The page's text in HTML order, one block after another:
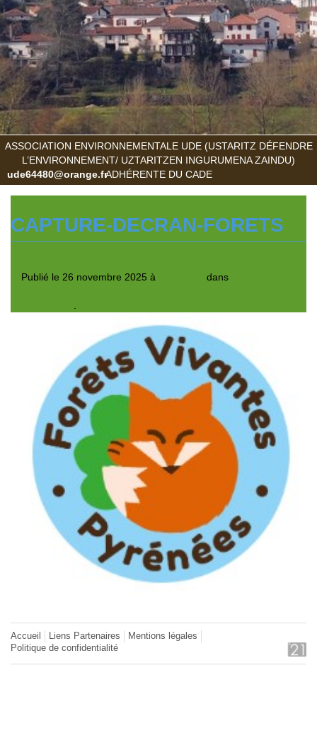
ASSOCIATION ENVIRONNEMENTALE UDE (USTARITZ DÉFENDRE
L’ENVIRONNEMENT/ UZTARITZEN INGURUMENA ZAINDU)
ADHÉRENTE DU CADE
ude64480@orange.fr
CAPTURE-DECRAN-FORETS
Publié le 26 novembre 2025 à dans
Accueil Liens Partenaires
Mentions légales
Politique de confidentialité